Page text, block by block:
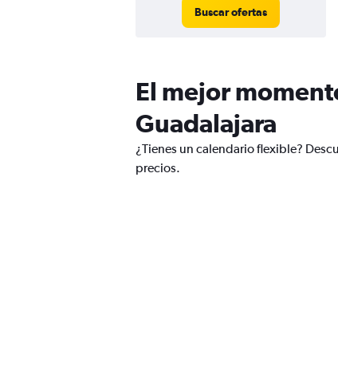
Buscar ofertas
El mejor
Guadalajara
¿Tienes un calendario flexible?
precios.